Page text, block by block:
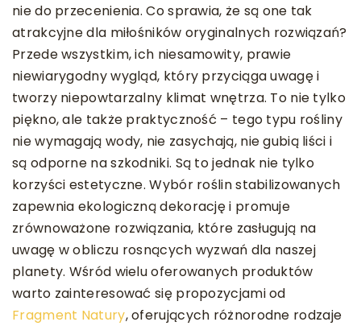
nie do przecenienia. Co sprawia, że są one tak
atrakcyjne dla miłośników oryginalnych rozwiązań?
Przede wszystkim, ich niesamowity, prawie
niewiarygodny wygląd, który przyciąga uwagę i
tworzy niepowtarzalny klimat wnętrza. To nie tylko
piękno, ale także praktyczność – tego typu rośliny
nie wymagają wody, nie zasychają, nie gubią liści i
są odporne na szkodniki. Są to jednak nie tylko
korzyści estetyczne. Wybór roślin stabilizowanych
zapewnia ekologiczną dekorację i promuje
zrównoważone rozwiązania, które zasługują na
uwagę w obliczu rosnących wyzwań dla naszej
planety. Wśród wielu oferowanych produktów
warto zainteresować się propozycjami od
Fragment Natury, oferujących różnorodne rodzaje